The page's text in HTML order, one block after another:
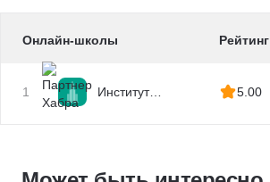
Онлайн-школы Рейтинг
1
Институт
5.00